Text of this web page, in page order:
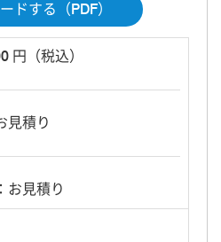
ドする（PDF）
円（税込）
見積り
見積り